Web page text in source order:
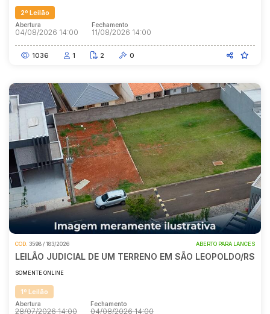
2º Leilão
Abertura
04/08/2026 14:00
Fechamento
11/08/2026 14:00
1036 1 2 0
COD. 3598 / 183/2026 ABERTO PARA LANCES
LEILÃO JUDICIAL DE UM TERRENO EM SÃO LEOPOLDO/RS
SOMENTE ONLINE
1º Leilão
Abertura
28/07/2026 14:00
Fechamento
04/08/2026 14:00